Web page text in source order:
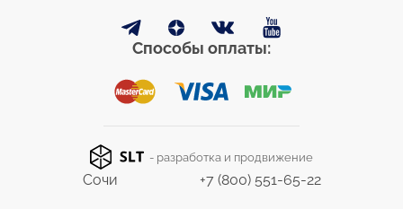
Способы оплаты:
- разработка и продвижение
Сочи +7 (800) 551-65-22